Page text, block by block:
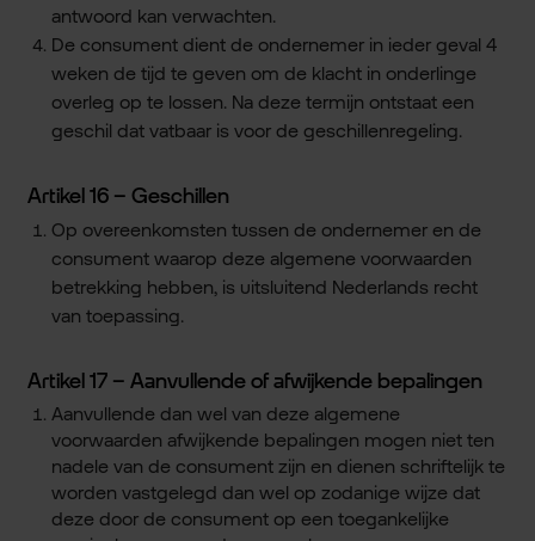
antwoord kan verwachten.
De consument dient de ondernemer in ieder geval 4
weken de tijd te geven om de klacht in onderlinge
overleg op te lossen. Na deze termijn ontstaat een
geschil dat vatbaar is voor de geschillenregeling.
Artikel 16 – Geschillen
Op overeenkomsten tussen de ondernemer en de
consument waarop deze algemene voorwaarden
betrekking hebben, is uitsluitend Nederlands recht
van toepassing.
Artikel 17 – Aanvullende of afwijkende bepalingen
Aanvullende dan wel van deze algemene
voorwaarden afwijkende bepalingen mogen niet ten
nadele van de consument zijn en dienen schriftelijk te
worden vastgelegd dan wel op zodanige wijze dat
deze door de consument op een toegankelijke